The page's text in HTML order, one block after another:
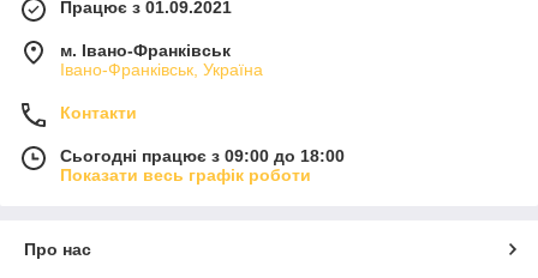
Працює з 01.09.2021
м. Івано-Франківськ
Івано-Франківськ, Україна
Контакти
Сьогодні працює з 09:00 до 18:00
Показати весь графік роботи
Про нас